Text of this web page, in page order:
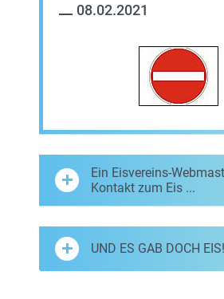
08.02.2021
Ein Eisvereins-
Kontakt zum Eis ...
UND ES GAB DOCH EIS!